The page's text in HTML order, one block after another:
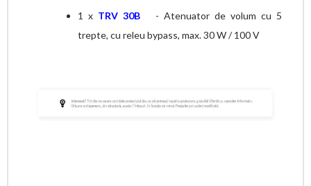
1 x TRV 30B
- Atenuator de volum cu 5
trepte, cu releu bypass, max. 30 W / 100 V